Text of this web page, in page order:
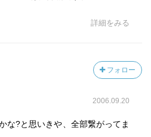
詳細をみる
フォロー
2006.09.20
な?と思いきや、全部繋がってま